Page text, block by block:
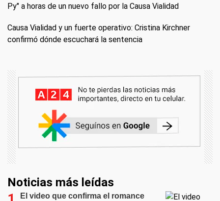
Py" a horas de un nuevo fallo por la Causa Vialidad
Causa Vialidad y un fuerte operativo: Cristina Kirchner
confirmó dónde escuchará la sentencia
Noticias más leídas
El video que confirma el romance